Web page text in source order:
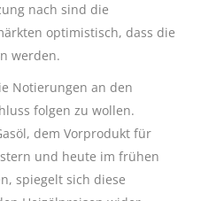
nach sind die
optimistisch, dass die
werden.
Notierungen an den
folgen zu wollen.
dem Vorprodukt für
und heute im frühen
spiegelt sich diese